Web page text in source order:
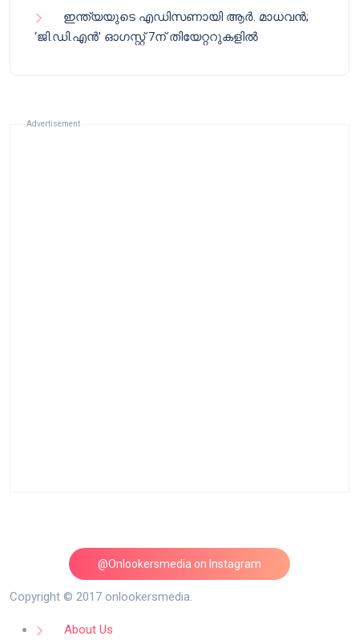
ഇന്ത്യയുടെ എഡിസണായി ആർ. മാധവൻ;
‘ജി.ഡി.എൻ’ ഓഗസ്റ്റ് 7ന് തിയേറ്ററുകളിൽ
Advertisement
@Onlookersmedia on Instagram
Follow on Instagram
Copyright © 2017 onlookersmedia.
About Us